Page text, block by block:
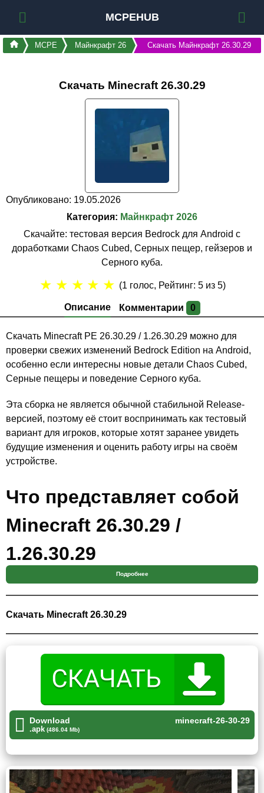
MCPEHUB
MCPE Майнкрафт 26 Скачать Майнкрафт 26.30.29
Скачать Minecraft 26.30.29
Опубликовано: 19.05.2026
Категория: Майнкрафт 2026
Скачайте: тестовая версия Bedrock для Android с
доработками Chaos Cubed, Серных пещер, гейзеров и
Серного куба.
Описание Комментарии 0
★ ★ ★ ★ ★ (1 голос, Рейтинг:5 из 5)
Скачать Minecraft PE 26.30.29 / 1.26.30.29 можно для
проверки свежих изменений Bedrock Edition на Android,
особенно если интересны новые детали Chaos Cubed,
Серные пещеры и поведение Серного куба.
Эта сборка не является обычной стабильной Release-
версией, поэтому её стоит воспринимать как тестовый
вариант для игроков, которые хотят заранее увидеть
будущие изменения и оценить работу игры на своём
устройстве.
Что представляет собой
Minecraft 26.30.29 /
1.26.30.29
Minecraft 26.30.29 / 1.26.30.29 относится к ветке Beta и
Preview. В ней Mojang продолжает дорабатывать
экспериментальные возможности Chaos Cubed,
игроков это обновление интересно тем, что многие
правки касаются реального игрового процесса, а не
только внутренних технических систем.
Майнкрафт 26.30.29 / 1.26.30.29 подойдёт тем, кто играет
на телефоне, тестирует новые механики и хочет заранее
понять, как будут выглядеть будущие изменения Bedrock
Edition. При этом важно помнить: тестовые сборки могут
работать нестабильно, поэтому перед установкой
желательно сохранить важные миры.
Подробнее
Скачать Minecraft 26.30.29
Download
.apk(486.04 Mb)
minecraft-26-30-29